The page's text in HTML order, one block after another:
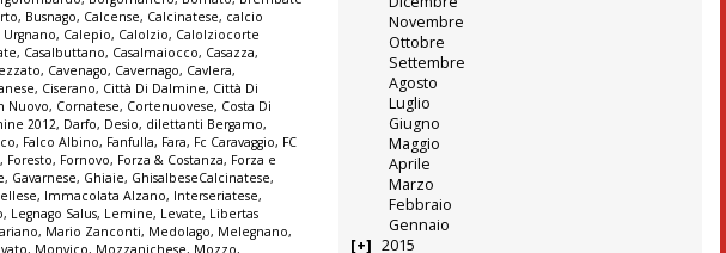
, Busnago, Calcense, Calcinatese, calcio
Urgnano, Calepio, Calolzio, Calolziocorte
, Casalbuttano, Casalmaiocco, Casazza,
, Cavenago, Cavernago, Cavlera,
, Ciserano, Città Di Dalmine, Città Di
Nuovo, Cornatese, Cortenuovese, Costa Di
2012, Darfo, Desio, dilettanti Bergamo,
, Falco Albino, Fanfulla, Fara, Fc Caravaggio, FC
, Foresto, Fornovo, Forza & Costanza, Forza e
, Gavarnese, Ghiaie, GhisalbeseCalcinatese,
, Immacolata Alzano, Interseriatese,
, Legnago Salus, Lemine, Levate, Libertas
, Mario Zanconti, Medolago, Melegnano,
Novembre
Ottobre
Settembre
Agosto
Luglio
Giugno
Maggio
Aprile
Marzo
Febbraio
Gennaio
2015